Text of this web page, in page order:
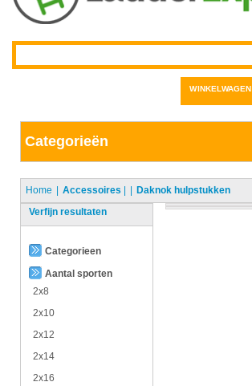
WINKELWAGEN
Categorieën
Home Accessoires |
Daknok hulpstukken
Verfijn resultaten
Categorieen
Aantal sporten
2x8
2x10
2x12
2x14
2x16